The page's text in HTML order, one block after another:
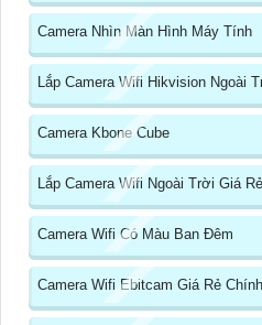
Camera Nhìn Màn Hình Máy Tính
Lắp Camera Wifi Hikvision Ngoài
Camera Kbone Cube
Lắp Camera Wifi Ngoài Trời Giá Rẻ
Camera Wifi Có Màu Ban Đêm
Camera Wifi Ebitcam Giá Rẻ